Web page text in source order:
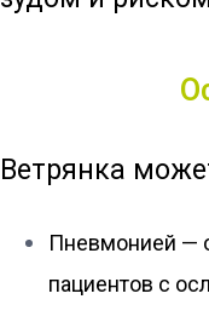
Ветрянка
Пневмонией —
пациентов с